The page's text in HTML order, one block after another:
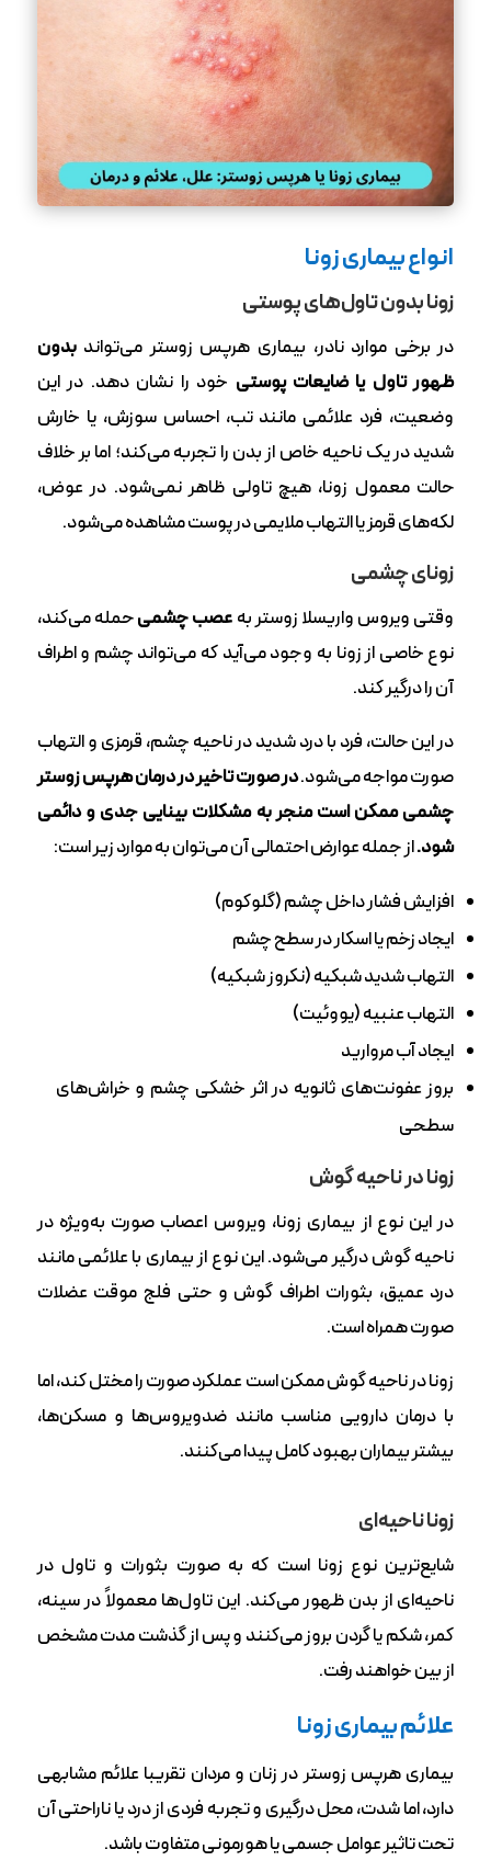
انواع بیماری زونا
زونا بدون تاول‌های پوستی
در برخی موارد نادر، بیماری هرپس زوستر می‌تواندبدون
ظهور تاول یا ضایعات پوستی خود را نشان دهد. در این
وضعیت، فرد علائمی مانند تب، احساس سوزش، یا خارش
شدید در یک ناحیه خاص از بدن را تجربه می‌کند؛ اما بر خلاف
حالت معمول زونا، هیچ تاولی ظاهر نمی‌شود. در عوض،
لکه‌های قرمز یا التهاب ملایمی در پوست مشاهده می‌شود.
زونای چشمی
وقتی ویروس واریسلا زوستر بهعصب چشمیحمله می‌کند،
نوع خاصی از زونا به وجود می‌آید که می‌تواند چشم و اطراف
آن را درگیر کند.
در این حالت، فرد با درد شدید در ناحیه چشم، قرمزی و التهاب
صورت مواجه می‌شود.در صورت تاخیر در درمان هرپس زوستر
چشمی ممکن است منجر به مشکلات بینایی جدی و دائمی
شود.از جمله عوارض احتمالی آن می‌توان به موارد زیر است:
افزایش فشار داخل چشم (گلوکوم)
ایجاد زخم یا اسکار در سطح چشم
التهاب شدید شبکیه (نکروز شبکیه)
التهاب عنبیه (یووئیت)
ایجاد آب مروارید
بروز عفونت‌های ثانویه در اثر خشکی چشم و خراش‌های
سطحی
زونا در ناحیه گوش
در این نوع از بیماری زونا، ویروس اعصاب صورت به‌ویژه در
ناحیه گوش درگیر می‌‌شود. این نوع از بیماری با علائمی مانند
درد عمیق، بثورات اطراف گوش و حتی فلج موقت عضلات
صورت همراه است.
زونا در ناحیه گوش ممکن است عملکرد صورت را مختل کند، اما
با درمان دارویی مناسب مانند ضدویروس‌ها و مسکن‌ها،
بیشتر بیماران بهبود کامل پیدا می‌کنند.
زونا ناحیه‌ای
شایع‌‎ترین نوع زونا است که به صورت بثورات و تاول در
ناحیه‌ای از بدن ظهور می‌کند. این تاول‌ها معمولاً در سینه،
کمر، شکم یا گردن بروز می‌کنند و پس از گذشت مدت مشخص
از بین خواهند رفت.
علائم بیماری زونا
بیماری هرپس زوستر در زنان و مردان تقریبا علائم مشابهی
دارد، اما شدت، محل درگیری و تجربه‌ فردی از درد یا ناراحتی آن
تحت تاثیر عوامل جسمی یا هورمونی متفاوت باشد.